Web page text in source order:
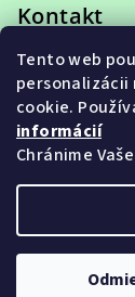
Tento web
personalizácii
cookie.
informácií
Chránime Vaše
i Kontakt
eshop@adet.sk
+421 948 953 910